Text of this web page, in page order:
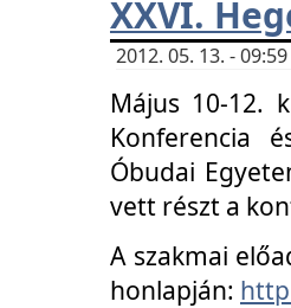
XXVI.
2012. 05. 13. -
Május 10-12.
Konferencia
Óbudai
vett részt a
A szakmai
honlapján: